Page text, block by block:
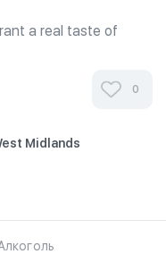
a real taste of
longer walk from
0
Midlands